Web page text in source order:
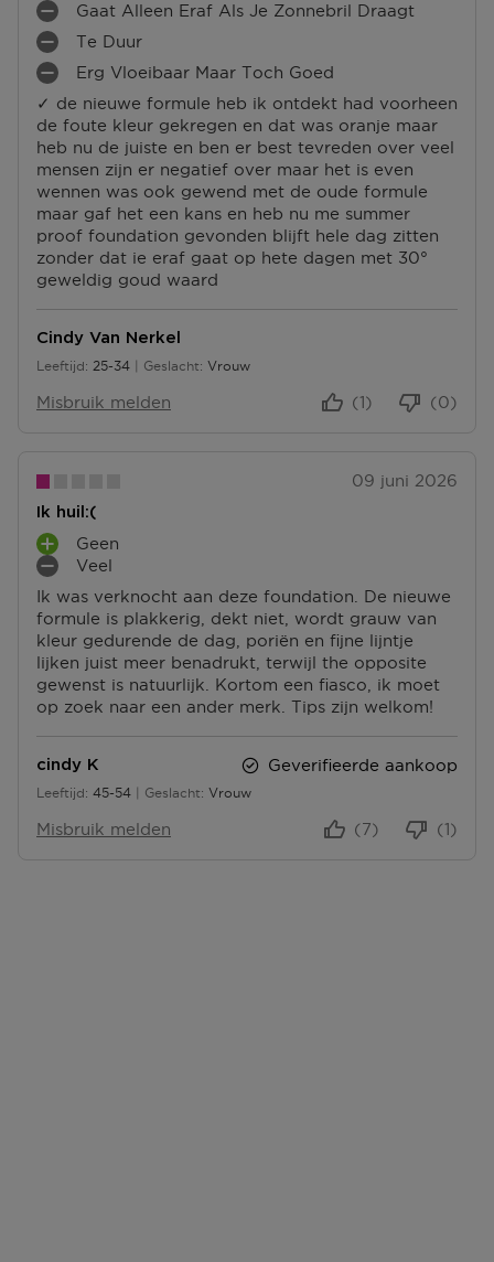
✓ de nieuwe formule heb ik ontdekt had voorheen
de foute kleur gekregen en dat was oranje maar
heb nu de juiste en ben er best tevreden over veel
mensen zijn er negatief over maar het is even
wennen was ook gewend met de oude formule
maar gaf het een kans en heb nu me summer
proof foundation gevonden blijft hele dag zitten
zonder dat ie eraf gaat op hete dagen met 30°
geweldig goud waard
P
U
N
E
N
U
S
P
U
N
T
E
N
L
U
S
P
U
N
T
E
N
M
I
N
P
U
N
T
E
N
Gaat Alleen Eraf Als Je Zonnebril Draagt
M
I
P
U
Te Duur
M
I
N
P
U
N
T
E
N
Erg Vloeibaar Maar Toch Goed
Cindy Van Nerkel
Leeftijd
25 tot 3425-34 Geslacht Vrouw
Misbruik melden (0)
(1)
09 juni 2026
Ik huil:(
Ik was verknocht aan deze foundation. De nieuwe
formule is plakkerig, dekt niet, wordt grauw van
kleur gedurende de dag, poriën en fijne lijntje
lijken juist meer benadrukt, terwijl the opposite
gewenst is natuurlijk. Kortom een fiasco, ik moet
op zoek naar een ander merk. Tips zijn welkom!
P
L
U
S
P
U
N
T
Geen
M
N
P
U
N
T
Veel
cindy K
Leeftijd
45 tot 5445-54 Geslacht Vrouw
Geverifieerde aankoop
Misbruik melden (1)
(7)